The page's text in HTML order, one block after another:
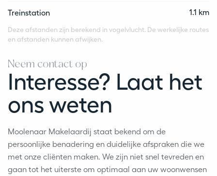
Treinstation 1.1 km
Deze afstanden zijn berekend in vogelvlucht. De werkelijke routes
en afstanden kunnen afwijken.
Interesse? Laat het
ons weten
Neem contact op
Moolenaar Makelaardij staat bekend om de
persoonlijke benadering en duidelijke afspraken die we
met onze cliënten maken. We zijn niet snel tevreden en
gaan tot het uiterste om optimaal aan uw woonwensen